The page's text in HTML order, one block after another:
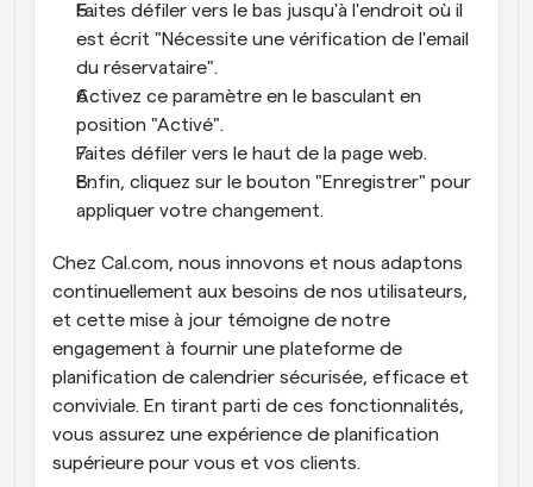
Faites défiler vers le bas jusqu'à l'endroit où il
est écrit "Nécessite une vérification de l'email
du réservataire".
Activez ce paramètre en le basculant en
position "Activé".
Faites défiler vers le haut de la page web.
Enfin, cliquez sur le bouton "Enregistrer" pour
appliquer votre changement.
Chez Cal.com, nous innovons et nous adaptons
continuellement aux besoins de nos utilisateurs,
et cette mise à jour témoigne de notre
engagement à fournir une plateforme de
planification de calendrier sécurisée, efficace et
conviviale. En tirant parti de ces fonctionnalités,
vous assurez une expérience de planification
supérieure pour vous et vos clients.